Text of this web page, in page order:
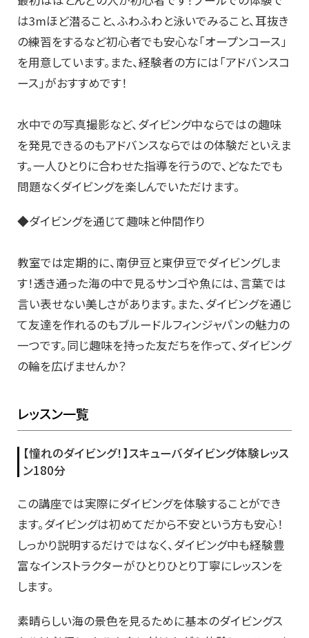
は3mほど潜ること、ふわふわと泳いでみること、耳抜き
の練習をするなど初心者でも安心な「オープンコース」
を用意しています。また、経験者の方には「アドバンスコ
ース」がおすすめです！
水中での写真撮影など、ダイビング中ならではの趣味
を発見できるのもアドバンスならではの体験だといえま
す。一人ひとりに合わせた指導を行うので、どなたでも
問題なくダイビングを楽しんでいただけます。
◆ダイビングを通じて趣味と仲間作り
教室では定期的に、南伊豆と東伊豆でダイビングしま
す！透き通った海の中で見るサンゴや魚には、言葉では
言い表せない美しさがあります。また、ダイビングを通じ
て友達を作れるのもブルードルフィンジャパンの魅力の
一つです。同じ趣味を持った友だちを作って、ダイビング
の輪を広げませんか？
レッスン一覧
【憧れのダイビング！】スキューバダイビング体験レッス
ン180分
この講座では実際にダイビングを体験することができ
ます。ダイビングは初めてだから不安という方も安心！
しっかり説明するだけではなく、ダイビング中も経験豊
富なインストラクターがひとりひとり丁寧にレッスンを
します。
素晴らしい海の景色を見るために基本のダイビングス